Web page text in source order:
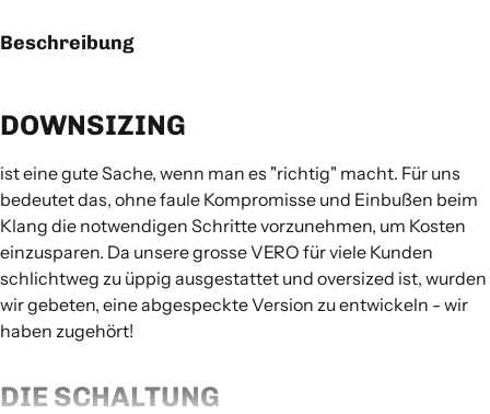
Beschreibung
DOWNSIZING
ist eine gute Sache, wenn man es "richtig" macht. Für uns
bedeutet das, ohne faule Kompromisse und Einbußen beim
Klang die notwendigen Schritte vorzunehmen, um Kosten
einzusparen. Da unsere grosse VERO für viele Kunden
schlichtweg zu üppig ausgestattet und oversized ist, wurden
wir gebeten, eine abgespeckte Version zu entwickeln - wir
haben zugehört!
DIE SCHALTUNG